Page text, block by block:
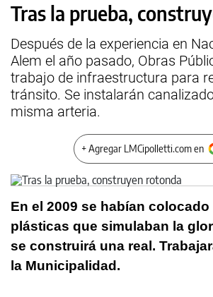
Tras la prueba,
Después de la experiencia en
Alem el año pasado, Obras
trabajo de infraestructura para
tránsito. Se instalarán
misma arteria.
+ Agregar LMCipolletti.com en
En el 2009 se habían
plásticas que simulaban la
se construirá una real.
la Municipalidad.